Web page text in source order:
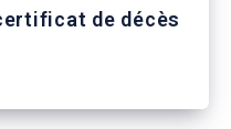
de décès